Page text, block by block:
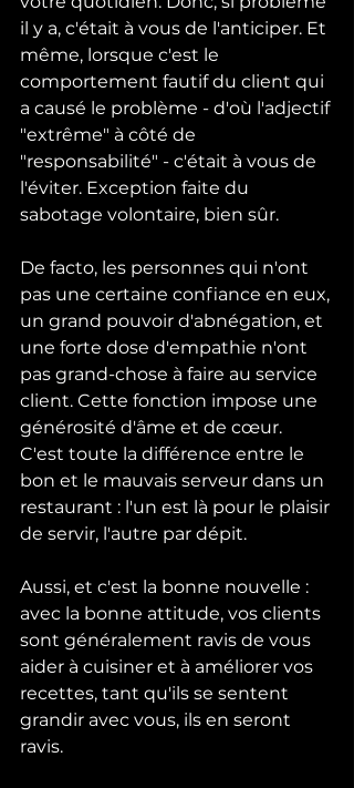
il y a, c'était à vous de l'anticiper. Et
même, lorsque c'est le
comportement fautif du client qui
a causé le problème - d'où l'adjectif
"extrême" à côté de
"responsabilité" - c'était à vous de
l'éviter. Exception faite du
sabotage volontaire, bien sûr.
De facto, les personnes qui n'ont
pas une certaine confiance en eux,
un grand pouvoir d'abnégation, et
une forte dose d'empathie n'ont
pas grand-chose à faire au service
client. Cette fonction impose une
générosité d'âme et de cœur.
C'est toute la différence entre le
bon et le mauvais serveur dans un
restaurant : l'un est là pour le plaisir
de servir, l'autre par dépit.
Aussi, et c'est la bonne nouvelle :
avec la bonne attitude, vos clients
sont généralement ravis de vous
aider à cuisiner et à améliorer vos
recettes, tant qu'ils se sentent
grandir avec vous, ils en seront
ravis.